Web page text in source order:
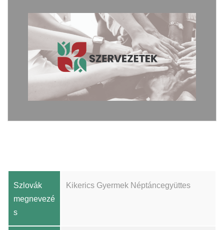
Szlovák
megnevezé
s
Kikerics Gyermek Néptáncegyüttes